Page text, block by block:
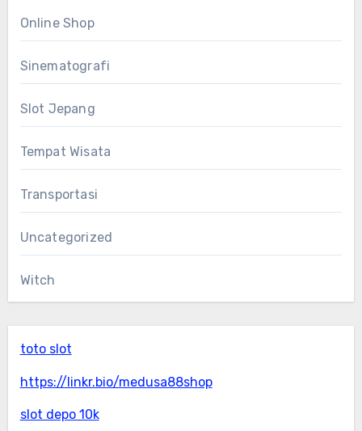
Online Shop
Sinematografi
Slot Jepang
Tempat Wisata
Transportasi
Uncategorized
Witch
toto slot
https://linkr.bio/medusa88shop
slot depo 10k